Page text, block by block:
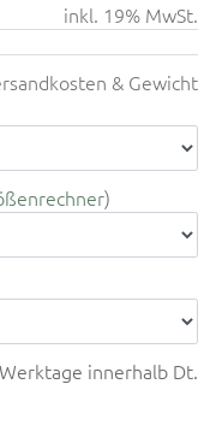
inkl. 19% MwSt.
& Gewicht
innerhalb Dt.